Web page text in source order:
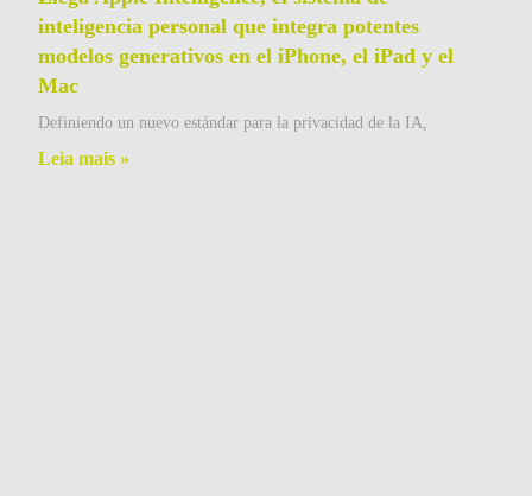
inteligencia personal que integra potentes
modelos generativos en el iPhone, el iPad y el
Mac
Definiendo un nuevo estándar para la privacidad de la IA,
Leia mais »